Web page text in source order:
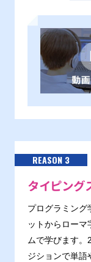
REASON 3
タイピング
プログラミング
ットからローマ
ムで学びます。
ジションで単語